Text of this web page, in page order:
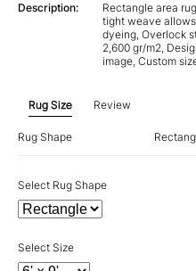
Description:
Rectangle area
tight weave
dyeing, Overlock
2,600 gr/m2,
image, Custom
Rug Size Review
Rug Shape
Select Rug Shape
Select Size